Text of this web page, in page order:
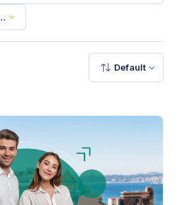
Y GESTIÓN DEL TERRITORIO
Default